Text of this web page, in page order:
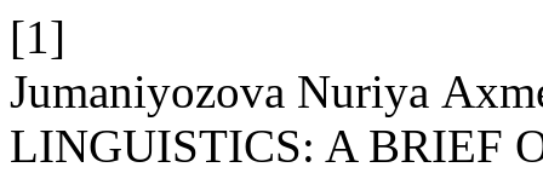
[1]
Jumaniyozova Nuriya
LINGUISTICS: A BRIEF